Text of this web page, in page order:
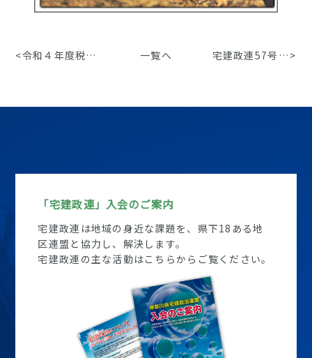
< 令和４年度税制改正大綱 一覧へ 宅建政連57号 平成29年6月 >
「宅建政連」入会のご案内
宅建政連は地域の身近な課題を、県下18ある地
区連盟と協力し、解決します。
宅建政連の主な活動はこちらからご覧ください。